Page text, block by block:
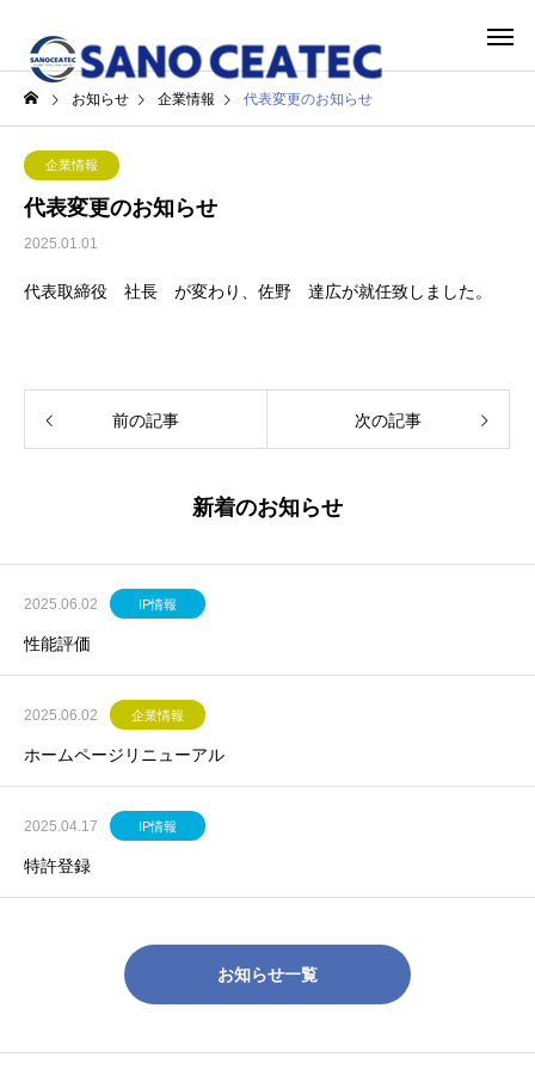
お知らせ 企業情報 代表変更のお知らせ
企業情報
代表変更のお知らせ
2025.01.01
代表取締役 社長 が変わり、佐野 達広が就任致しました。
前の記事 次の記事
新着のお知らせ
2025.06.02 IP情報
性能評価
2025.06.02 企業情報
ホームページリニューアル
2025.04.17 IP情報
特許登録
お知らせ一覧